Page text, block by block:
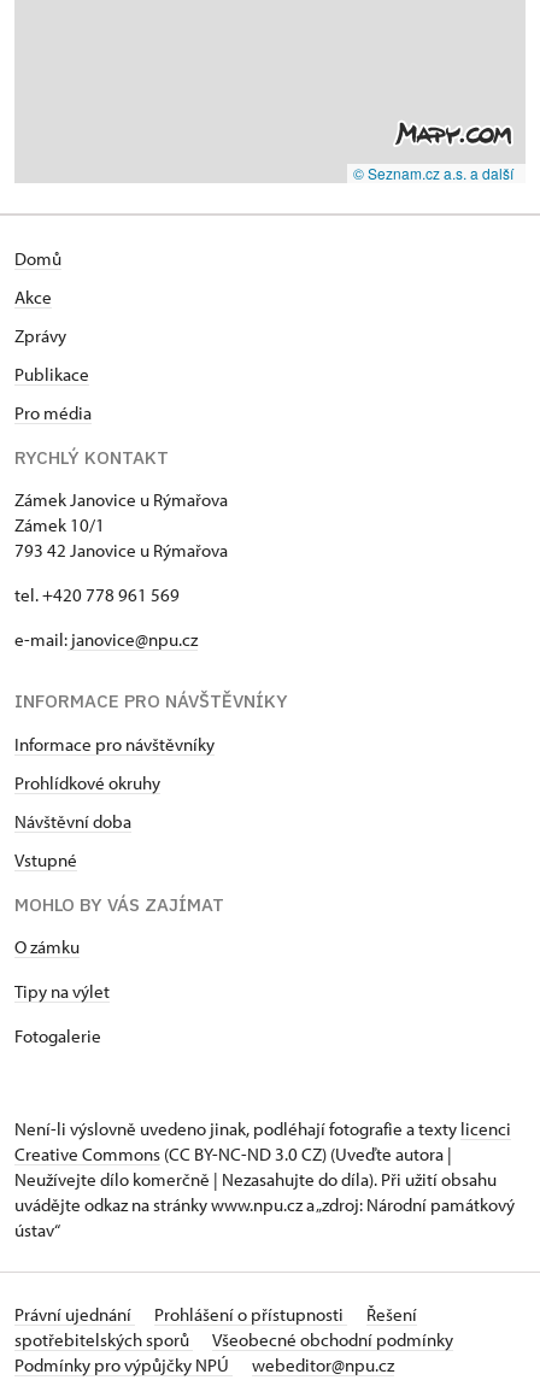
© Seznam.cz a.s. a další
Domů
Akce
Zprávy
Publikace
Pro média
RYCHLÝ KONTAKT
Zámek Janovice u Rýmařova
Zámek 10/1
793 42 Janovice u Rýmařova
tel. +420 778 961 569
e-mail: janovice@npu.cz
INFORMACE PRO NÁVŠTĚVNÍKY
Informace pro návštěvníky
Prohlídkové okruhy
Návštěvní doba
Vstupné
MOHLO BY VÁS ZAJÍMAT
O zámku
Tipy na výlet
Fotogalerie
Není-li výslovně uvedeno jinak, podléhají fotografie a texty licenci
Creative Commons (CC BY-NC-ND 3.0 CZ) (Uveďte autora |
Neužívejte dílo komerčně | Nezasahujte do díla). Při užití obsahu
uvádějte odkaz na stránky www.npu.cz a „zdroj: Národní památkový
ústav“
Právní ujednání Prohlášení o přístupnosti
Řešení
spotřebitelských sporů
Všeobecné obchodní podmínky
Podmínky pro výpůjčky NPÚ
webeditor@npu.cz